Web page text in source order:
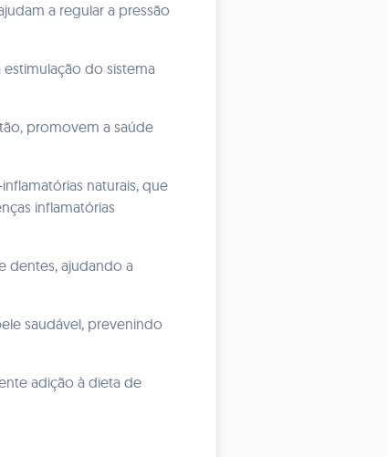
a regular a pressão
do sistema
promovem a saúde
naturais, que
inflamatórias
dentes, ajudando a
saudável, prevenindo
adição à dieta de